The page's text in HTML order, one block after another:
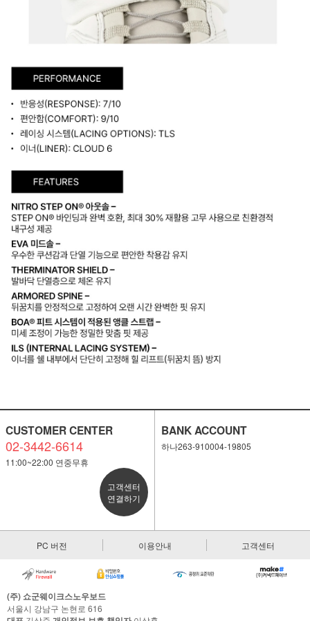
CUSTOMER CENTER
02-3442-6614
11:00~22:00 연중무휴
고객센터
연결하기
BANK ACCOUNT
하나263-910004-19805
PC 버전 이용안내 고객센터
(주) 쇼군웨이크스노우보드
서울시 강남구 논현로 616